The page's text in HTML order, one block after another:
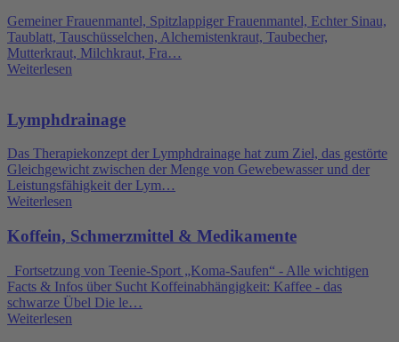
Gemeiner Frauenmantel, Spitzlappiger Frauenmantel, Echter Sinau,
Taublatt, Tauschüsselchen, Alchemistenkraut, Taubecher,
Mutterkraut, Milchkraut, Fra…
Weiterlesen
Lymphdrainage
Das Therapiekonzept der Lymphdrainage hat zum Ziel, das gestörte
Gleichgewicht zwischen der Menge von Gewebewasser und der
Leistungsfähigkeit der Lym…
Weiterlesen
Koffein, Schmerzmittel & Medikamente
Fortsetzung von Teenie-Sport „Koma-Saufen“ - Alle wichtigen
Facts & Infos über Sucht Koffeinabhängigkeit: Kaffee - das
schwarze Übel Die le…
Weiterlesen